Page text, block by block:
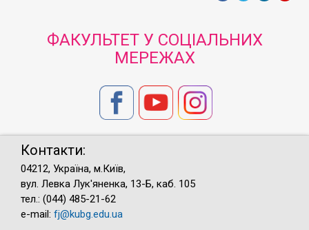
ФАКУЛЬТЕТ У СОЦІАЛЬНИХ
МЕРЕЖАХ
Контакти:
04212, Україна, м.Київ,
вул. Левка Лук'яненка, 13-Б, каб. 105
тел.: (044) 485-21-62
e-mail: fj@kubg.edu.ua